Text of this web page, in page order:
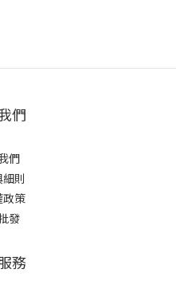
們
們
則
政策
發
務